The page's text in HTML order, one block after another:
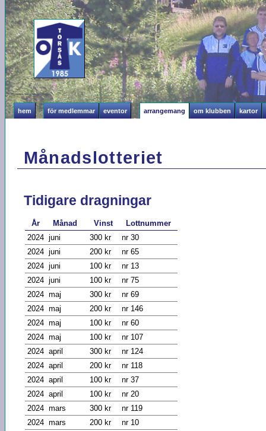
hem för medlemmar eventor arrangemang om klubben kartor
Månadslotteriet
Tidigare dragningar
År Månad Vinst
Lottnummer
2024 juni 300 kr
nr 30
2024 juni 200 kr
nr 65
2024 juni 100 kr
nr 13
2024 juni 100 kr
nr 75
2024 maj 300 kr
nr 69
2024 maj 200 kr
nr 146
2024 maj 100 kr
nr 60
2024 maj 100 kr
nr 107
2024 april 300 kr
nr 124
2024 april 200 kr
nr 118
2024 april 100 kr
nr 37
2024 april 100 kr
nr 20
2024 mars 300 kr
nr 119
2024 mars 200 kr
nr 10